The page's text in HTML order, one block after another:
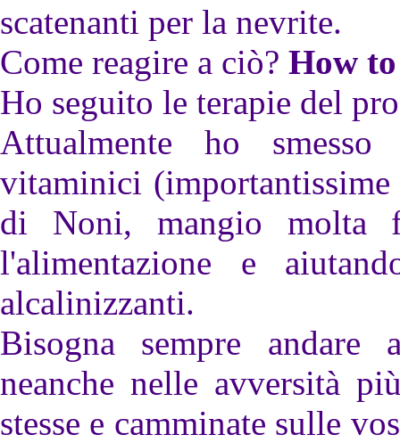
scatenanti per la nevrite.
Come reagire a ciò? How
Ho seguito le terapie del
Attualmente ho
vitaminici
di Noni, mangio molta
l'alimentazione e
alcalinizzanti.
Bisogna sempre
neanche nelle avversità
stesse e camminate sulle